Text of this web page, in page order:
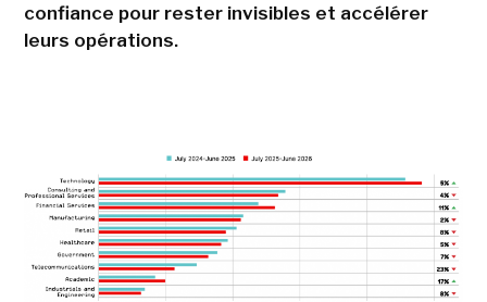
confiance pour rester invisibles et accélérer
leurs opérations.